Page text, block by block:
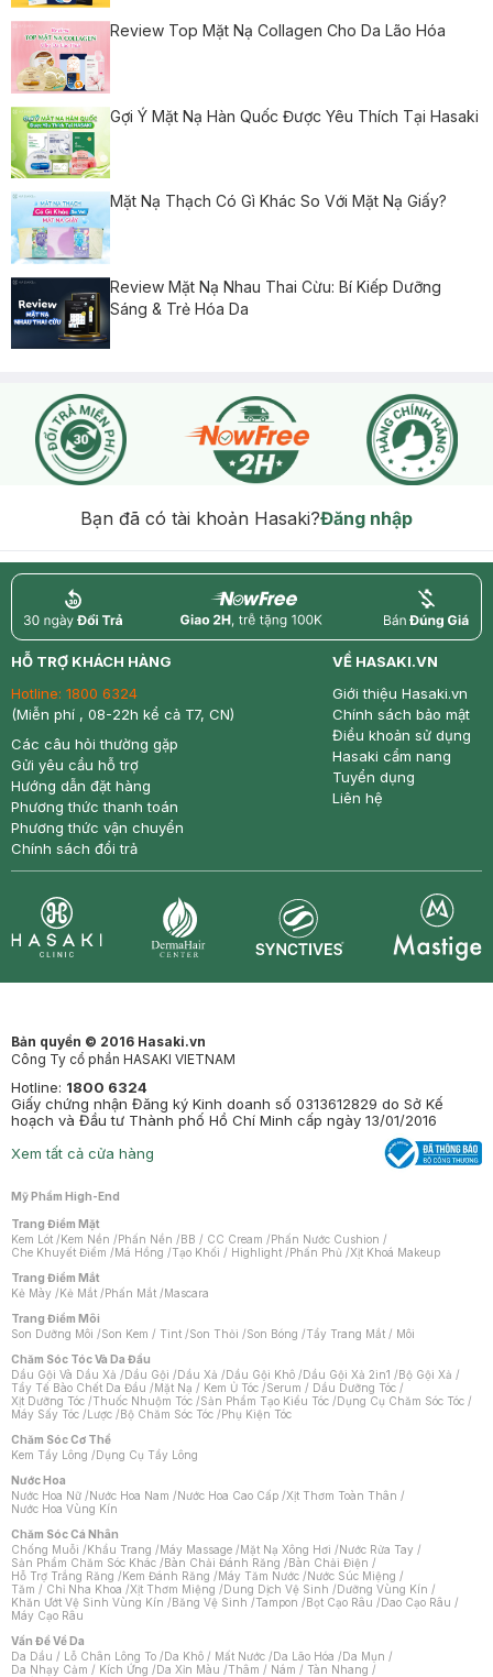
Review Top Mặt Nạ Collagen Cho Da Lão Hóa
Gợi Ý Mặt Nạ Hàn Quốc Được Yêu Thích Tại Hasaki
Mặt Nạ Thạch Có Gì Khác So Với Mặt Nạ Giấy?
Review Mặt Nạ Nhau Thai Cừu: Bí Kiếp Dưỡng
Sáng & Trẻ Hóa Da
Bạn đã có tài khoản Hasaki?Đăng nhập
return nowfree price
HỖ TRỢ KHÁCH HÀNG
Hotline: 1800 6324
(Miễn phí , 08-22h kể cả T7, CN)
Các câu hỏi thường gặp
Gửi yêu cầu hỗ trợ
Hướng dẫn đặt hàng
Phương thức thanh toán
Phương thức vận chuyển
Chính sách đổi trả
VỀ HASAKI.VN
Giới thiệu Hasaki.vn
Chính sách bảo mật
Điều khoản sử dụng
Hasaki cẩm nang
Tuyển dụng
Liên hệ
Bản quyền © 2016 Hasaki.vn
Công Ty cổ phần HASAKI VIETNAM
Hotline: 1800 6324
Giấy chứng nhận Đăng ký Kinh doanh số 0313612829 do Sở Kế
hoạch và Đầu tư Thành phố Hồ Chí Minh cấp ngày 13/01/2016
Xem tất cả cửa hàng
Mỹ Phẩm High-End
Trang Điểm Mặt
Kem Lót /Kem Nền /Phấn Nền /BB / CC Cream /Phấn Nước Cushion /
Che Khuyết Điểm /Má Hồng /Tạo Khối / Highlight /Phấn Phủ /Xịt Khoá Makeup
Trang Điểm Mắt
Kẻ Mày /Kẻ Mắt /Phấn Mắt /Mascara
Trang Điểm Môi
Son Dưỡng Môi /Son Kem / Tint /Son Thỏi /Son Bóng /Tẩy Trang Mắt / Môi
Chăm Sóc Tóc Và Da Đầu
Dầu Gội Và Dầu Xả /Dầu Gội /Dầu Xả /Dầu Gội Khô /Dầu Gội Xả 2in1 /Bộ Gội Xả /
Tẩy Tế Bào Chết Da Đầu /Mặt Nạ / Kem Ủ Tóc /Serum / Dầu Dưỡng Tóc /
Xịt Dưỡng Tóc /Thuốc Nhuộm Tóc /Sản Phẩm Tạo Kiểu Tóc /Dụng Cụ Chăm Sóc Tóc /
Máy Sấy Tóc /Lược /Bộ Chăm Sóc Tóc /Phụ Kiện Tóc
Chăm Sóc Cơ Thể
Kem Tẩy Lông /Dụng Cụ Tẩy Lông
Nước Hoa
Nước Hoa Nữ /Nước Hoa Nam /Nước Hoa Cao Cấp /Xịt Thơm Toàn Thân /
Nước Hoa Vùng Kín
Chăm Sóc Cá Nhân
Chống Muỗi /Khẩu Trang /Máy Massage /Mặt Nạ Xông Hơi /Nước Rửa Tay /
Sản Phẩm Chăm Sóc Khác /Bàn Chải Đánh Răng /Bàn Chải Điện /
Hỗ Trợ Trắng Răng /Kem Đánh Răng /Máy Tăm Nước /Nước Súc Miệng /
Tăm / Chỉ Nha Khoa /Xịt Thơm Miệng /Dung Dịch Vệ Sinh /Dưỡng Vùng Kín /
Khăn Ướt Vệ Sinh Vùng Kín /Băng Vệ Sinh /Tampon /Bọt Cạo Râu /Dao Cạo Râu /
Máy Cạo Râu
Vấn Đề Về Da
Da Dầu / Lỗ Chân Lông To /Da Khô / Mất Nước /Da Lão Hóa /Da Mụn /
Da Nhạy Cảm / Kích Ứng /Da Xỉn Màu /Thâm / Nám / Tàn Nhang /